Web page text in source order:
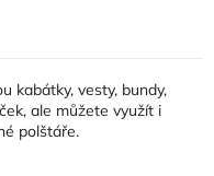
kabátky, vesty, bundy,
ale můžete využít i
polštáře.